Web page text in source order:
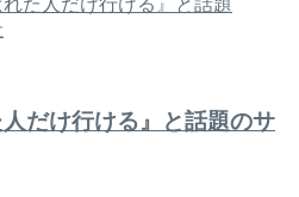
人だけ行ける』と話題のサ